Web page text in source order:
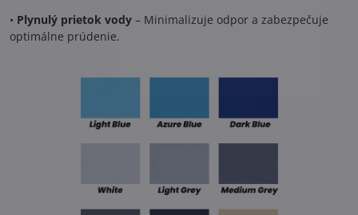
• Plynulý prietok vody – Minimalizuje odpor a zabezpečuje
optimálne prúdenie.